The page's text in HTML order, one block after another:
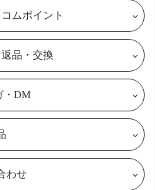
ムポイント
品・交換
・DM
わせ